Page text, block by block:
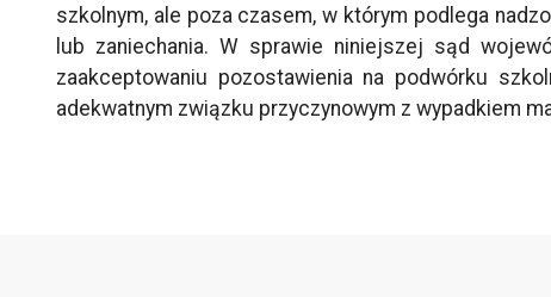
szkolnym, ale poza czasem, w którym podlega
lub zaniechania. W sprawie niniejszej sąd
zaakceptowaniu pozostawienia na podwórku
adekwatnym związku przyczynowym z wypadkiem